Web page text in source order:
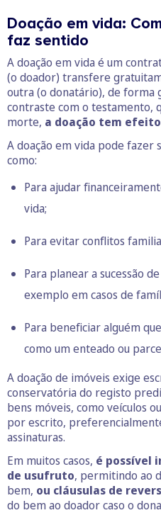
Doação em vida:
faz sentido
A doação em vida é um
(o doador) transfere
outra (o donatário), de forma
contraste com o testamento,
morte, a doação tem
A doação em vida pode fazer
como:
Para ajudar
vida;
Para evitar conflitos
Para planear a sucessão
exemplo em casos de
Para beneficiar alguém
como um enteado ou
A doação de imóveis exige
conservatória do registo
bens móveis, como veículos
por escrito,
assinaturas.
Em muitos casos, é possível
de usufruto, permitindo ao
bem, ou cláusulas de
do bem ao doador caso o